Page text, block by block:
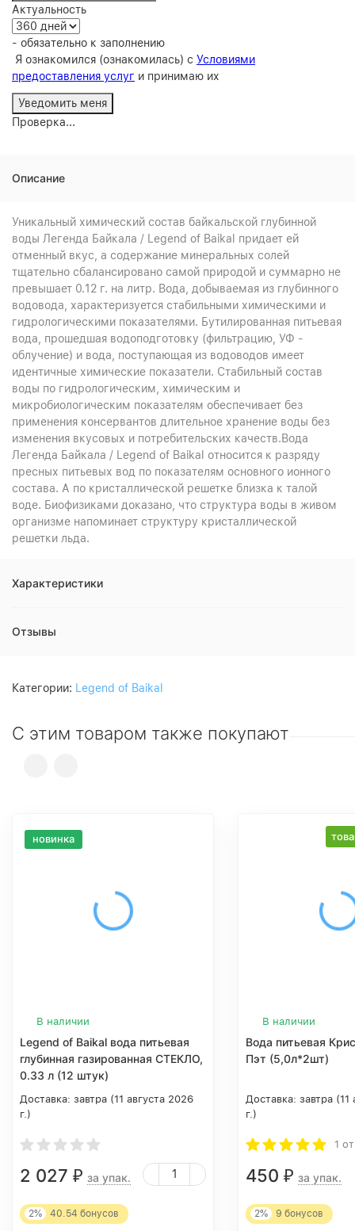
Актуальность
- обязательно к заполнению
Я ознакомился (ознакомилась) с Условиями
предоставления услуг и принимаю их
Проверка...
Описание
Уникальный химический состав байкальской глубинной
воды Легенда Байкала / Legend of Baikal придает ей
отменный вкус, а содержание минеральных солей
тщательно сбалансировано самой природой и суммарно не
превышает 0.12 г. на литр. Вода, добываемая из глубинного
водовода, характеризуется стабильными химическими и
гидрологическими показателями. Бутилированная питьевая
вода, прошедшая водоподготовку (фильтрацию, УФ -
облучение) и вода, поступающая из водоводов имеет
идентичные химические показатели. Стабильный состав
воды по гидрологическим, химическим и
микробиологическим показателям обеспечивает без
применения консервантов длительное хранение воды без
изменения вкусовых и потребительских качеств.Вода
Легенда Байкала / Legend of Baikal относится к разряду
пресных питьевых вод по показателям основного ионного
состава. А по кристаллической решетке близка к талой
воде. Биофизиками доказано, что структура воды в живом
организме напоминает структуру кристаллической
решетки льда.
Характеристики
Отзывы
Категории: Legend of Baikal
С этим товаром также покупают
новинка
В наличии
Legend of Baikal вода питьевая
глубинная газированная СТЕКЛО,
0.33 л (12 штук)
Доставка: завтра (11 августа 2026
г.)
2 027 ₽ за упак.
2% 40.54 бонусов
В наличии
Вода питьевая
Пэт (5,0л*2шт)
Доставка: завтра (11
г.)
1
450 ₽ за упак.
2% 9 бонусов